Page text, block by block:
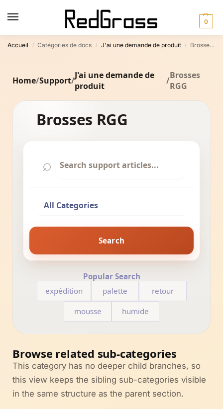
0
Accueil / Catégories de docs / J'ai une demande de produit / Brosses RGG
Home/Support/J'ai une demande de
produit
/Brosses
RGG
Brosses RGG
⌕
Search
Popular Search
expédition
palette retour
mousse humide
Browse related sub-categories
This category has no deeper child branches, so
this view keeps the sibling sub-categories visible
in the same structure as the parent section.